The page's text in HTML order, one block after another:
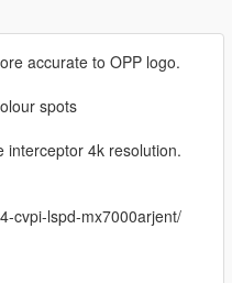
accurate to OPP logo.
spots
interceptor 4k resolution.
cvpi-lspd-mx7000arjent/